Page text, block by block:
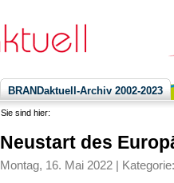
BRANDaktuell-Archiv 2002-2023
Sie sind hier:
Neustart des
Montag, 16. Mai 2022 |